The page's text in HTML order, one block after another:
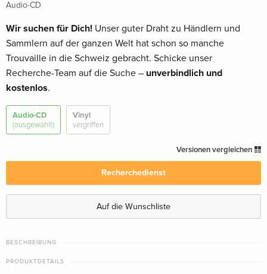
Audio-CD
Wir suchen für Dich! Unser guter Draht zu Händlern und
Sammlern auf der ganzen Welt hat schon so manche
Trouvaille in die Schweiz gebracht. Schicke unser
Recherche-Team auf die Suche – unverbindlich und
kostenlos.
Audio-CD
(ausgewählt)
Vinyl
vergriffen
Versionen vergleichen
Recherchedienst
Auf die Wunschliste
BESCHREIBUNG
PRODUKTDETAILS